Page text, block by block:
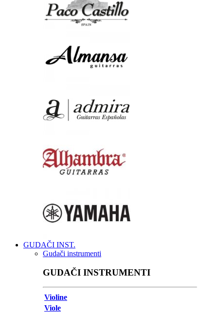
GUDAČI INST.
Gudači instrumenti
GUDAČI INSTRUMENTI
Violine
Viole